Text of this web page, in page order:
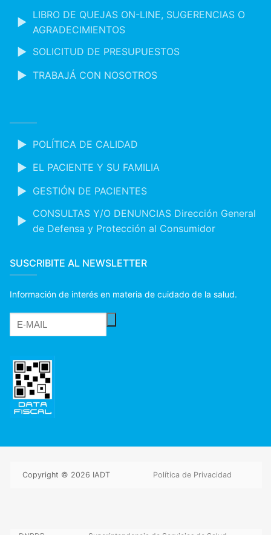
LIBRO DE QUEJAS ON-LINE, SUGERENCIAS O
AGRADECIMIENTOS
SOLICITUD DE PRESUPUESTOS
TRABAJÁ CON NOSOTROS
POLÍTICA DE CALIDAD
EL PACIENTE Y SU FAMILIA
GESTIÓN DE PACIENTES
CONSULTAS Y/O DENUNCIAS Dirección General
de Defensa y Protección al Consumidor
SUSCRIBITE AL NEWSLETTER
Información de interés en materia de cuidado de la salud.
Copyright © 2026 IADT Política de Privacidad